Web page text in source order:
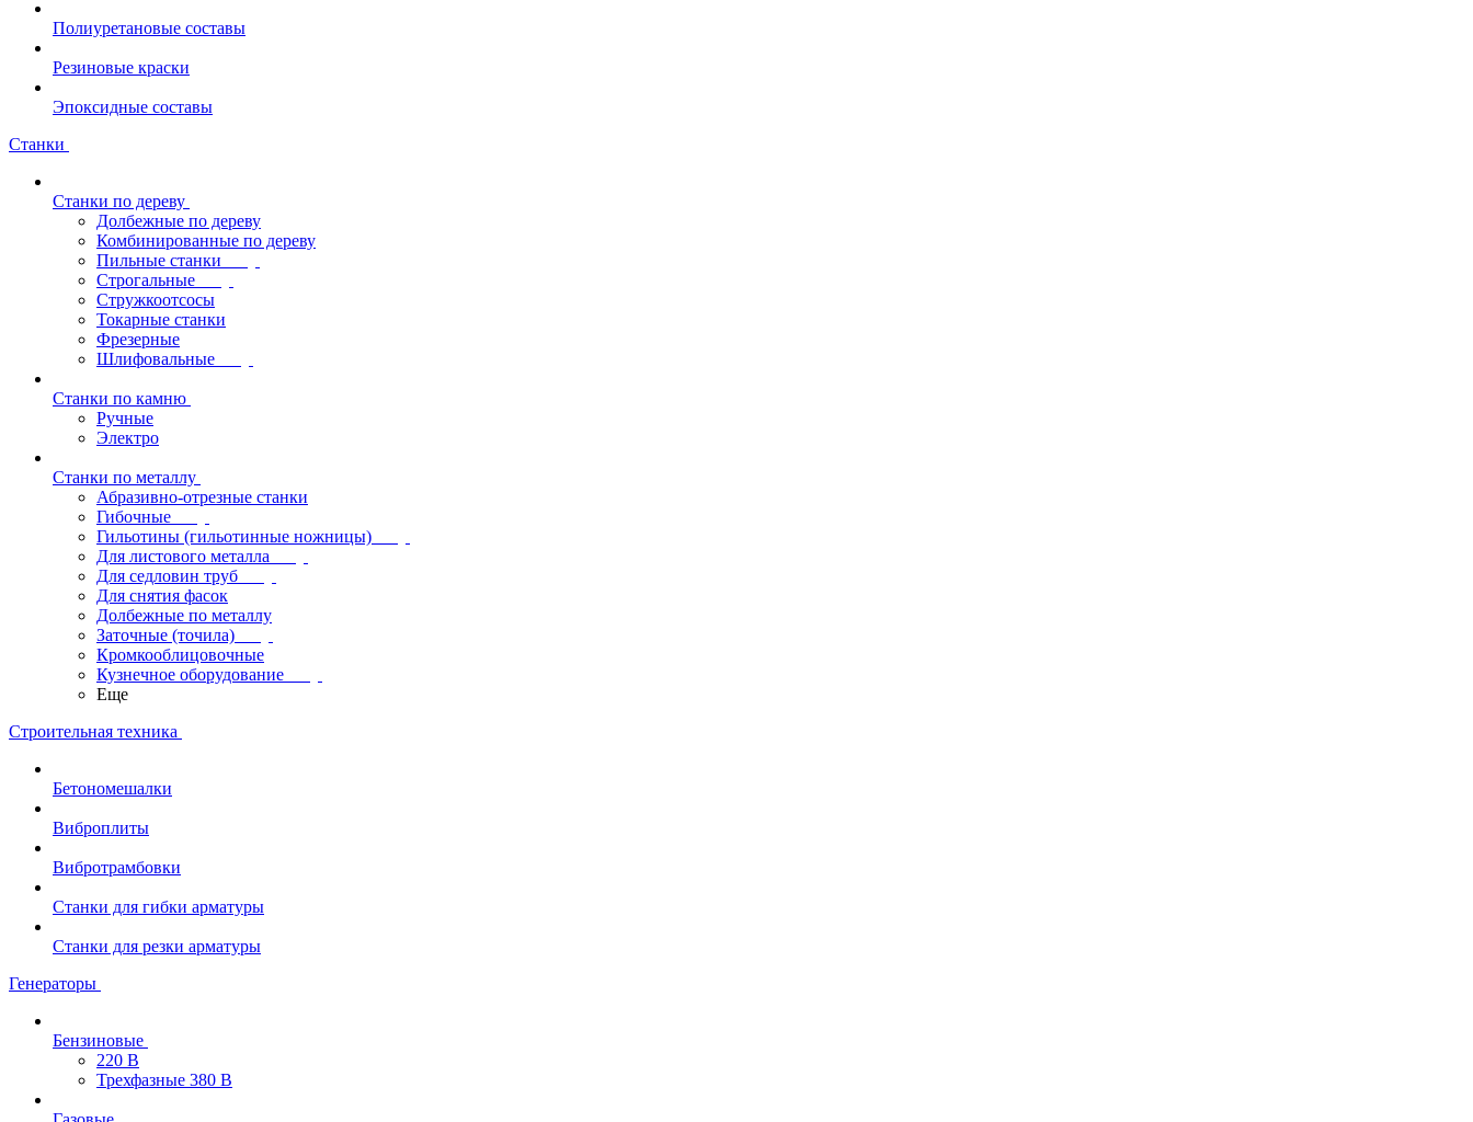
Полиуретановые составы
Резиновые краски
Эпоксидные составы
Станки
Станки по дереву
Долбежные по дереву
Комбинированные по дереву
Пильные станки
Строгальные
Стружкоотсосы
Токарные станки
Фрезерные
Шлифовальные
Станки по камню
Ручные
Электро
Станки по металлу
Абразивно-отрезные станки
Гибочные
Гильотины (гильотинные ножницы)
Для листового металла
Для седловин труб
Для снятия фасок
Долбежные по металлу
Заточные (точила)
Кромкооблицовочные
Кузнечное оборудование
Еще
Строительная техника
Бетономешалки
Виброплиты
Вибротрамбовки
Станки для гибки арматуры
Станки для резки арматуры
Генераторы
Бензиновые
220 В
Трехфазные 380 В